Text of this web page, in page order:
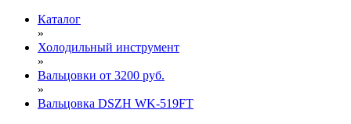
Каталог
»
Холодильный инструмент
»
Вальцовки от 3200 руб.
»
Вальцовка DSZH WK-519FT